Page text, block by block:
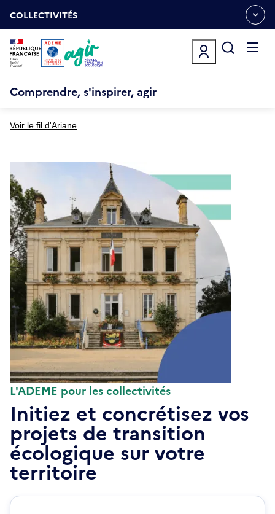
auOUVRIR
LE
MENU
ESPACE
COLLECTIVITÉS
Comprendre, s'inspirer, agir
Voir le fil d'Ariane
L'ADEME pour les collectivités
Initiez et concrétisez vos
projets de transition
écologique sur votre
territoire